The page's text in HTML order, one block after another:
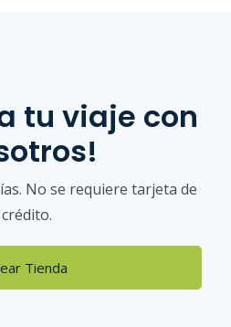
tu viaje con
No se requiere tarjeta de
crédito.
Tienda